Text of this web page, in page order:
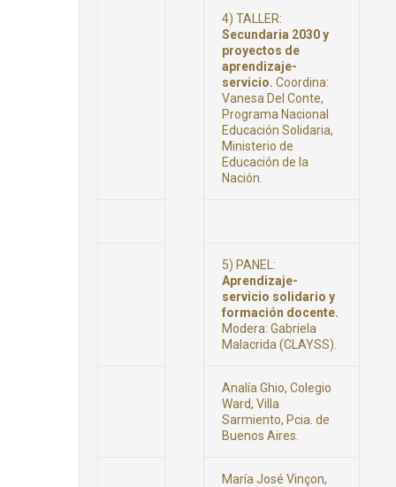
4) TALLER:
Secundaria 2030 y
proyectos de
aprendizaje-
servicio. Coordina:
Vanesa Del Conte,
Programa Nacional
Educación Solidaria,
Ministerio de
Educación de la
Nación.
5) PANEL:
Aprendizaje-
servicio solidario y
formación docente.
Modera: Gabriela
Malacrida (CLAYSS).
Analía Ghio, Colegio
Ward, Villa
Sarmiento, Pcia. de
Buenos Aires.
María José Vinçon,